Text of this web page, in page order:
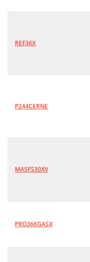
REF36X
P244CERNE
MASFS30XV
PRO366GASX